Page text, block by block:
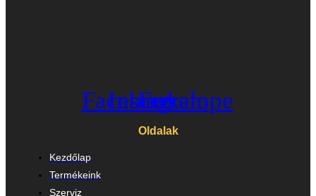
Facebook
Instagram
Envelope
Oldalak
Kezdőlap
Termékeink
Szerviz